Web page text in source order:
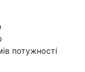
потужності